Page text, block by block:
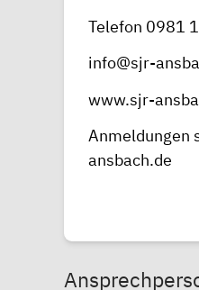
Telefon 0981
info@sjr-
www.sjr-
Anmeldungen
ansbach.de